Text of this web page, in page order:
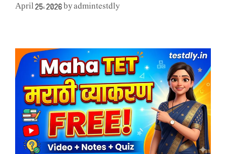
April 25, 2026 byadmintestdly